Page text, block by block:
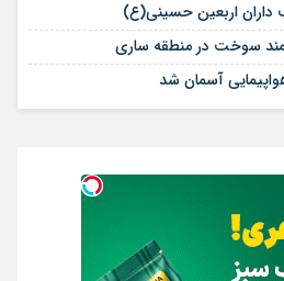
اربعین حسینی(ع)
سوخت در منطقه ساری
آسمان شد